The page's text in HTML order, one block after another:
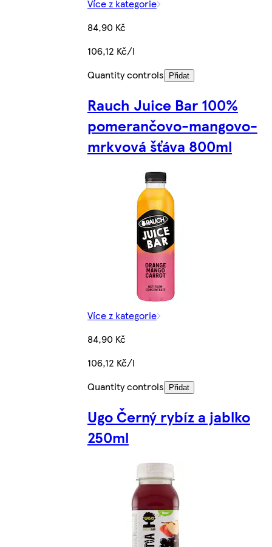
Více z kategorie
84,90 Kč
106,12 Kč/l
Quantity controls
Přidat
Rauch Juice Bar 100%
pomerančovo-mangovo-
mrkvová šťáva 800ml
Více z kategorie
84,90 Kč
106,12 Kč/l
Quantity controls
Přidat
Ugo Černý rybíz a jablko
250ml